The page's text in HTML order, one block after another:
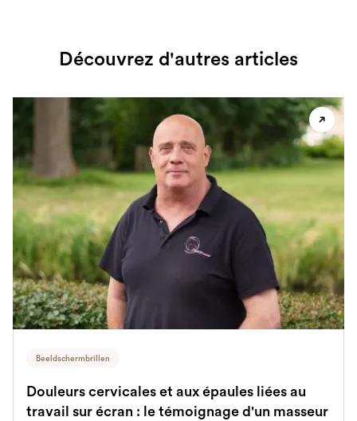
Découvrez d'autres articles
Beeldschermbrillen
Douleurs cervicales et aux épaules liées au
travail sur écran : le témoignage d'un masseur